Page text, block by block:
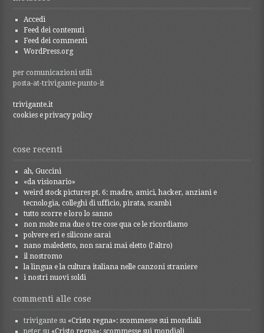
Accedi
Feed dei contenuti
Feed dei commenti
WordPress.org
per comunicazioni utili
posta-at-trivigante-punto-it
trivigante.it
cookies e privacy policy
cose recenti
ah, Guccini
«da visionario»
weird stock pictures pt. 6: madre, amici, hacker, anziani e
tecnologia, colleghi di ufficio, pirata, scambi
tutto scorre e loro lo sanno
non molte ma due o tre cose qua ce le ricordiamo
polvere eri e silicone sarai
nano maledetto, non sarai mai eletto (l’altro)
il nostromo
la lingua e la cultura italiana nelle canzoni straniere
i nostri nuovi soldi
commenti alle cose
trivigante su «Cristo regna»: scommesse sui mondiali